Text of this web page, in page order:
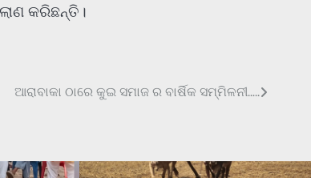
କରିଛନ୍ତି।
ଆରାବାକା ଠାରେ କୁଇ ସମାଜ ର ବାର୍ଷିକ ସମ୍ମିଳନୀ…..